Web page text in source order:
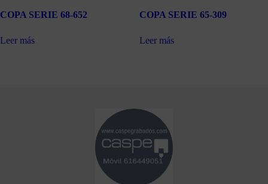
COPA SERIE 68-652
Leer más
COPA SERIE 65-309
Leer más